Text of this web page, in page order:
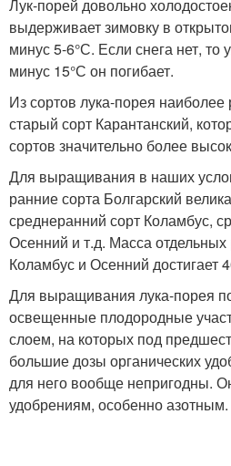
Лук-порей довольно
выдерживает зимовку в
минус 5-6°С. Если снега нет, то
минус 15°С он погибает.
Из сортов лука-порея
старый сорт Карантанский,
сортов значительно более
Для выращивания в наших
ранние сорта Болгарский
среднеранний сорт Коламбус,
Осенний и т.д. Масса отдельных
Коламбус и Осенний достигает
Для выращивания лука-порея
освещенные плодородные
слоем, на которых под
большие дозы органических
для него вообще непригодны.
удобрениям, особенно азотным.